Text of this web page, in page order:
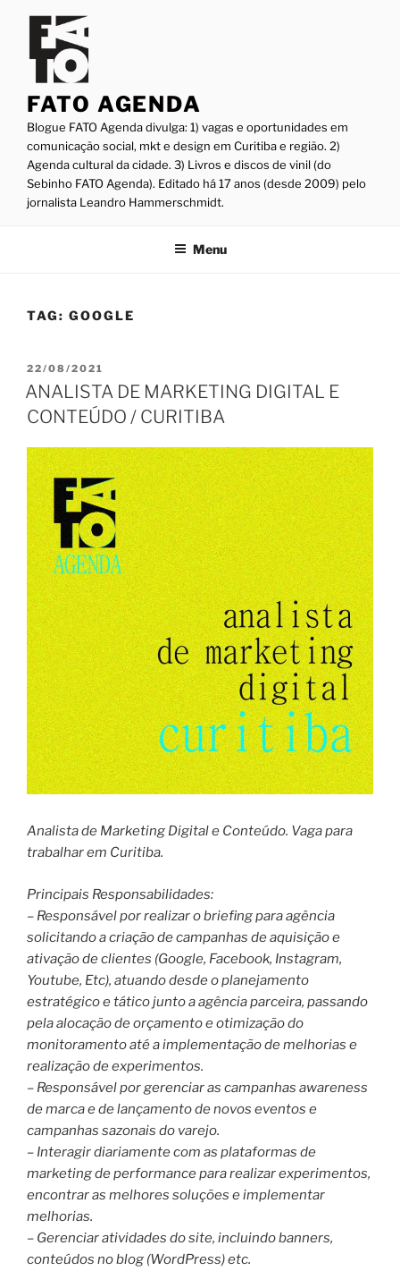
conteúdo
FATO AGENDA
Blogue FATO Agenda divulga: 1) vagas e oportunidades em
comunicação social, mkt e design em Curitiba e região. 2)
Agenda cultural da cidade. 3) Livros e discos de vinil (do
Sebinho FATO Agenda). Editado há 17 anos (desde 2009) pelo
jornalista Leandro Hammerschmidt.
Menu
TAG: GOOGLE
PUBLICADO
EM
22/08/2021
ANALISTA DE MARKETING DIGITAL E
CONTEÚDO / CURITIBA
Analista de Marketing Digital e Conteúdo. Vaga para
trabalhar em Curitiba.
Principais Responsabilidades:
– Responsável por realizar o briefing para agência
solicitando a criação de campanhas de aquisição e
ativação de clientes (Google, Facebook, Instagram,
Youtube, Etc), atuando desde o planejamento
estratégico e tático junto a agência parceira, passando
pela alocação de orçamento e otimização do
monitoramento até a implementação de melhorias e
realização de experimentos.
– Responsável por gerenciar as campanhas awareness
de marca e de lançamento de novos eventos e
campanhas sazonais do varejo.
– Interagir diariamente com as plataformas de
marketing de performance para realizar experimentos,
encontrar as melhores soluções e implementar
melhorias.
– Gerenciar atividades do site, incluindo banners,
conteúdos no blog (WordPress) etc.